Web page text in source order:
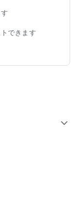
リ menu（メニュ
チェック！いつでも
日お得に美味しく楽
店特集「至高の銘
贅沢を味わおう！
できます
expand_more